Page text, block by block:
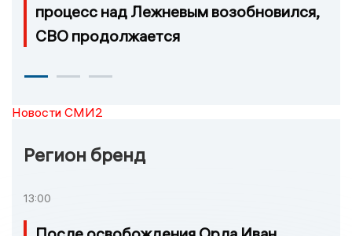
процесс над Лежневым возобновился,
СВО продолжается
Новости СМИ2
Регион бренд
13:00